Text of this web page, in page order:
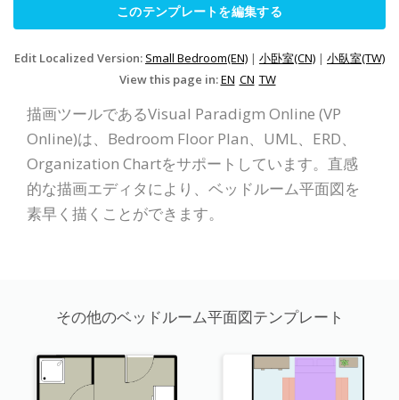
このテンプレートを編集する
Edit Localized Version: Small Bedroom(EN) | 小卧室(CN) | 小臥室(TW)
View this page in:EN CN TW
描画ツールであるVisual Paradigm Online (VP
Online)は、Bedroom Floor Plan、UML、ERD、
Organization Chartをサポートしています。直感
的な描画エディタにより、ベッドルーム平面図を
素早く描くことができます。
その他のベッドルーム平面図テンプレート